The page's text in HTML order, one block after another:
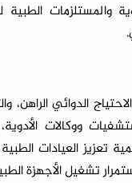
والمستلزمات
الدوائي
ووكالات
تعزيز العيادات
تشغيل الأجهزة